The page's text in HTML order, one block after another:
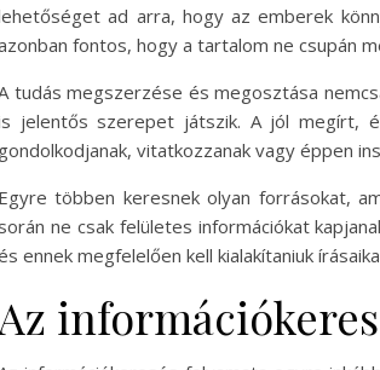
ad arra, hogy az emberek
fontos, hogy a tartalom ne csupán
tudás megszerzése és megosztása
jelentős szerepet játszik. A jól megírt,
gondolkodjanak, vitatkozzanak vagy éppen
Egyre többen keresnek olyan forrásokat,
során ne csak felületes információkat
ennek megfelelően kell kialakítaniuk